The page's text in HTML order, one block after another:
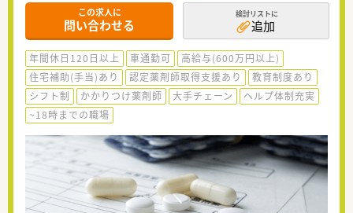
この求人に
問い合わせる
検討リストに
追加
年間休日120日以上 車通勤可
高給与(600万円以上)
住宅補助(手当)あり
認定薬剤師取得支援あり
教育制度あり
シフト制
かかりつけ薬剤師 大手チェーン
ヘルプ体制充実
~18時までの職場